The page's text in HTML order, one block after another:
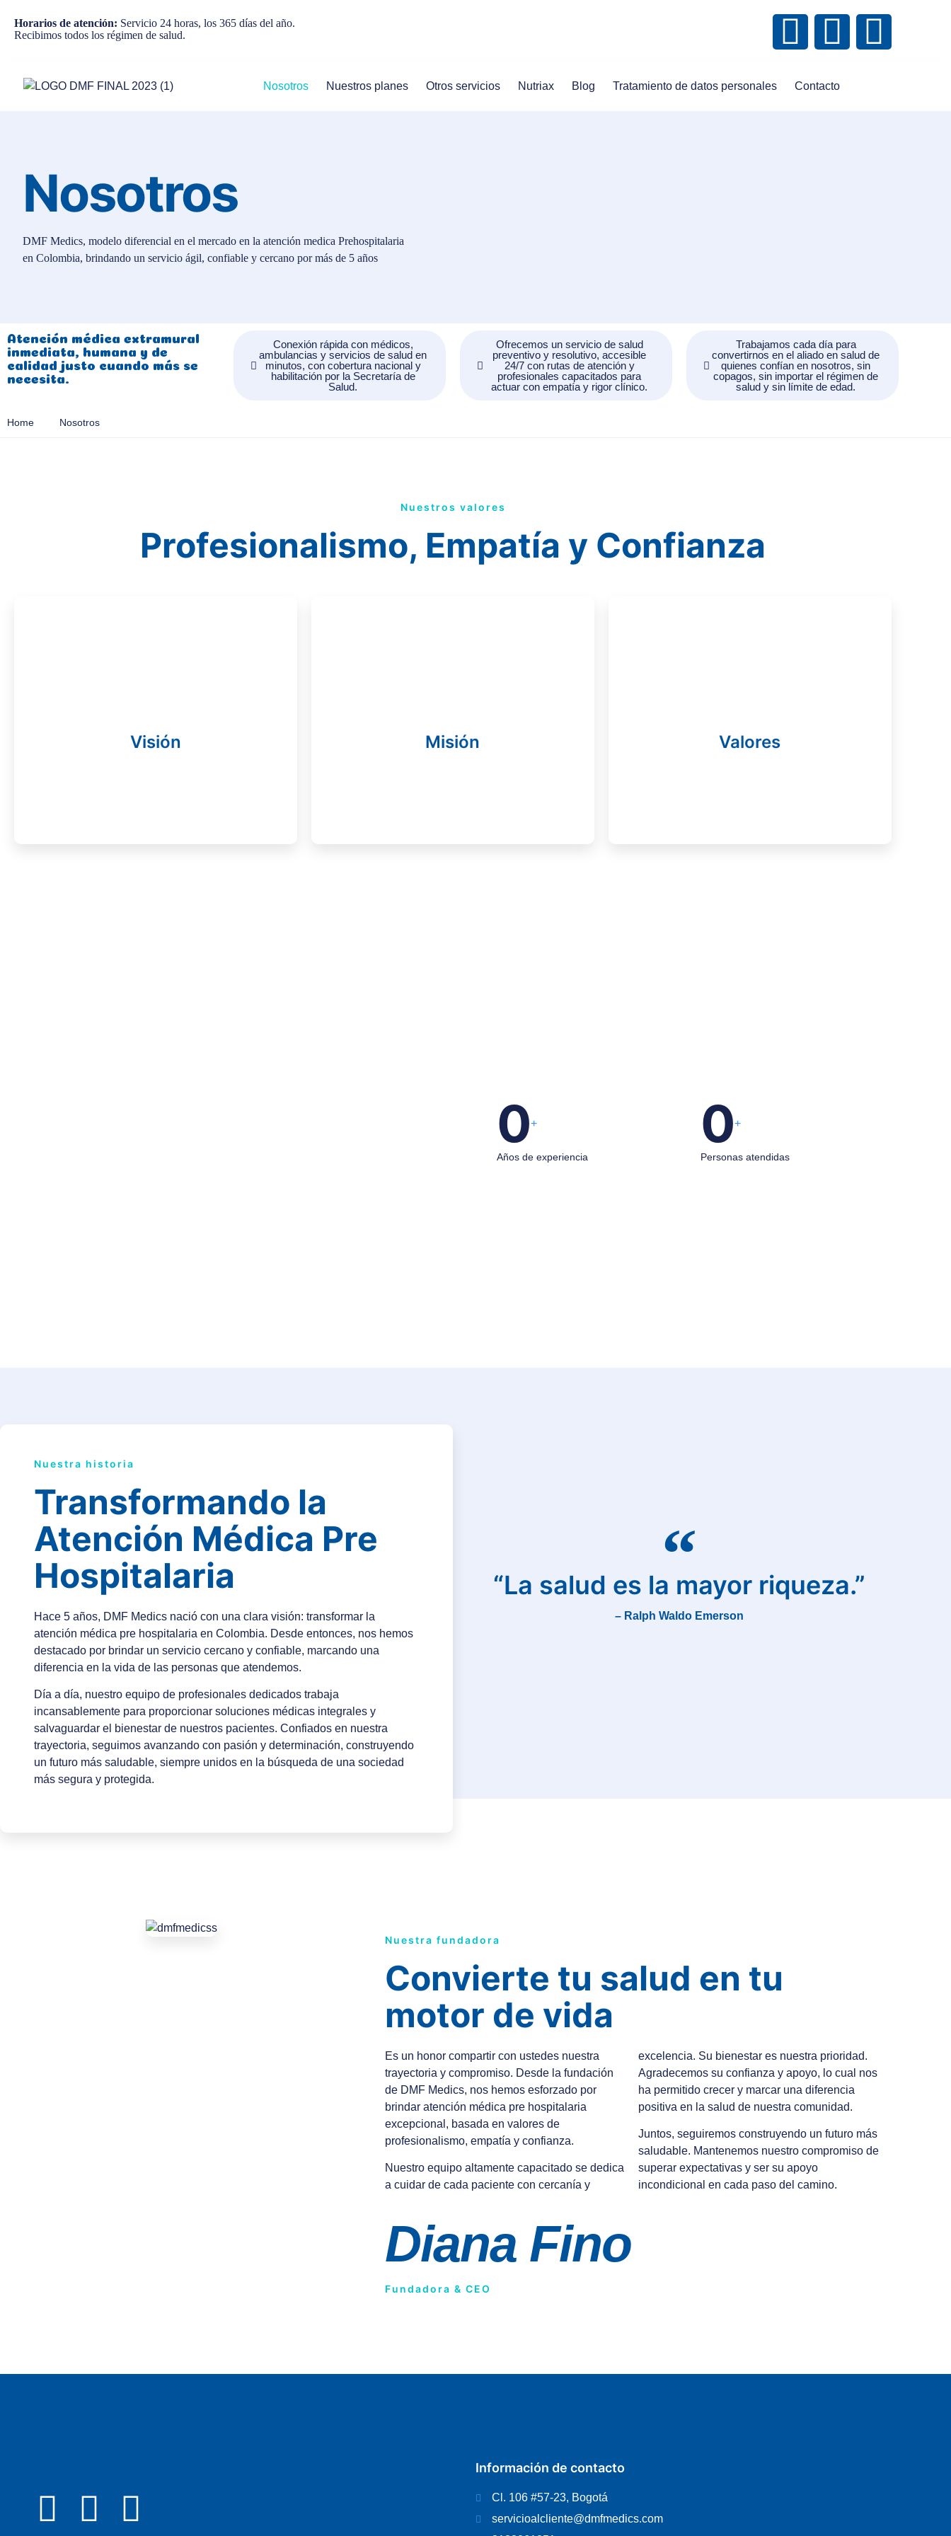
Horarios de atención: Servicio 24 horas, los 365 días del año.
Recibimos todos los régimen de salud.
Nosotros Nuestros planes Otros servicios Nutriax Blog Tratamiento de datos personales Contacto
Nosotros
DMF Medics, modelo diferencial en el mercado en la atención medica Prehospitalaria
en Colombia, brindando un servicio ágil, confiable y cercano por más de 5 años
Atención médica extramural
inmediata, humana y de
calidad justo cuando más se
necesita.
Conexión rápida con médicos,
ambulancias y servicios de salud en
minutos, con cobertura nacional y
habilitación por la Secretaría de
Salud.
Ofrecemos un servicio de salud
preventivo y resolutivo, accesible
24/7 con rutas de atención y
profesionales capacitados para
actuar con empatía y rigor clínico.
Trabajamos cada día para
convertirnos en el aliado en salud de
quienes confían en nosotros, sin
copagos, sin importar el régimen de
salud y sin límite de edad.
Home Nosotros
Nuestros valores
Profesionalismo, Empatía y Confianza
Visión
compromiso con la salud y seguridad de la Misión
críticos, mejorando la calidad de vida de los
colombianos sin importar su nivel
Valores
Colaboración -Innovación -Integridad
0+
Años de experiencia
0+
Personas atendidas
Nuestra historia
Transformando la
Atención Médica Pre
Hospitalaria
Hace 5 años, DMF Medics nació con una clara visión: transformar la
atención médica pre hospitalaria en Colombia. Desde entonces, nos hemos
destacado por brindar un servicio cercano y confiable, marcando una
diferencia en la vida de las personas que atendemos.
Día a día, nuestro equipo de profesionales dedicados trabaja
incansablemente para proporcionar soluciones médicas integrales y
salvaguardar el bienestar de nuestros pacientes. Confiados en nuestra
trayectoria, seguimos avanzando con pasión y determinación, construyendo
un futuro más saludable, siempre unidos en la búsqueda de una sociedad
más segura y protegida.
“La salud es la mayor riqueza.”
– Ralph Waldo Emerson
Nuestra fundadora
Convierte tu salud en tu
motor de vida
Es un honor compartir con ustedes nuestra
trayectoria y compromiso. Desde la fundación
de DMF Medics, nos hemos esforzado por
brindar atención médica pre hospitalaria
excepcional, basada en valores de
profesionalismo, empatía y confianza.
Nuestro equipo altamente capacitado se dedica
a cuidar de cada paciente con cercanía y
excelencia. Su bienestar es nuestra prioridad.
Agradecemos su confianza y apoyo, lo cual nos
ha permitido crecer y marcar una diferencia
positiva en la salud de nuestra comunidad.
Juntos, seguiremos construyendo un futuro más
saludable. Mantenemos nuestro compromiso de
superar expectativas y ser su apoyo
incondicional en cada paso del camino.
Diana Fino
Fundadora & CEO
Información de contacto
Cl. 106 #57-23, Bogotá
servicioalcliente@dmfmedics.com